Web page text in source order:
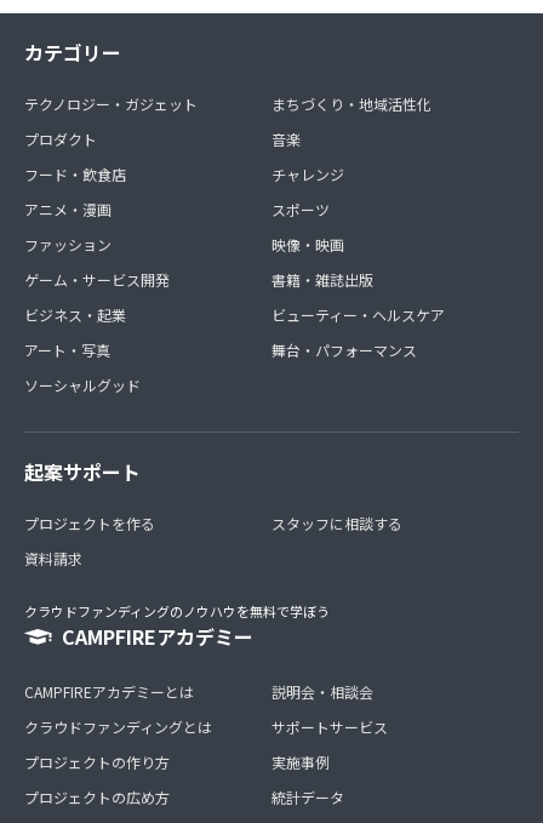
カテゴリー
テクノロジー・ガジェット
プロダクト
フード・飲食店
アニメ・漫画
ファッション
ゲーム・サービス開発
ビジネス・起業
アート・写真
ソーシャルグッド
まちづくり・地域活性化
音楽
チャレンジ
スポーツ
映像・映画
書籍・雑誌出版
ビューティー・ヘルスケア
舞台・パフォーマンス
起案サポート
プロジェクトを作る
資料請求
スタッフに相談する
クラウドファンディングのノウハウを無料で学ぼう
CAMPFIREアカデミー
CAMPFIREアカデミーとは
クラウドファンディングとは
プロジェクトの作り方
プロジェクトの広め方
説明会・相談会
サポートサービス
実施事例
統計データ